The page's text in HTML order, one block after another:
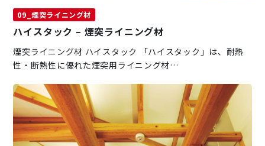
09_煙突ライニング材
ハイスタック – 煙突ライニング材
煙突ライニング材 ハイスタック 「ハイスタック」は、耐熱
性・断熱性に優れた煙突用ライニング材…